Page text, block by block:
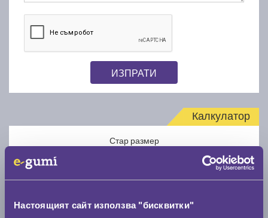
Настоящият сайт използва "бисквитки"
ИЗПРАТИ
Калкулатор
Стар размер